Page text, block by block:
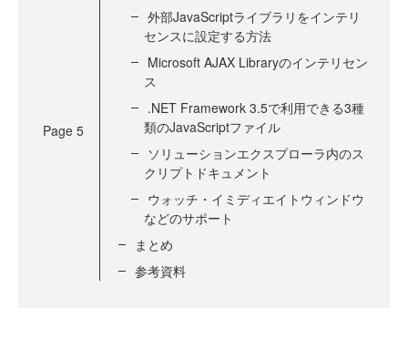
Page 5
外部JavaScriptライブラリをインテリ
センスに設定する方法
Microsoft AJAX Libraryのインテリセン
ス
.NET Framework 3.5で利用できる3種
類のJavaScriptファイル
ソリューションエクスプローラ内のス
クリプトドキュメント
ウォッチ・イミディエイトウィンドウ
などのサポート
まとめ
参考資料